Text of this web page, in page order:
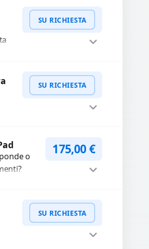
WhatsApp
SU RICHIESTA
WhatsApp
SU RICHIESTA
o
qualità
175,00€
SU RICHIESTA